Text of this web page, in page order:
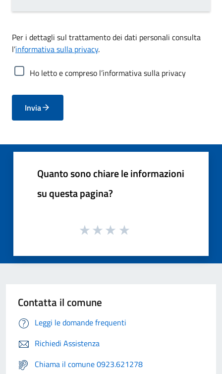
Per i dettagli sul trattamento dei dati personali consulta
l’informativa sulla privacy.
Ho letto e compreso l’informativa sulla privacy
Invia
Quanto sono chiare le informazioni
su questa pagina?
Contatta il comune
Leggi le domande frequenti
Richiedi Assistenza
Chiama il comune 0923.621278